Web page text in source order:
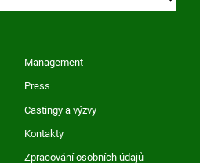
Management
Press
Castingy a výzvy
Kontakty
Zpracování osobních údajů